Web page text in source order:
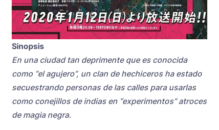
Sinopsis
En una ciudad tan deprimente que es conocida
como “el agujero”, un clan de hechiceros ha estado
secuestrando personas de las calles para usarlas
como conejillos de indias en “experimentos” atroces
de magia negra.